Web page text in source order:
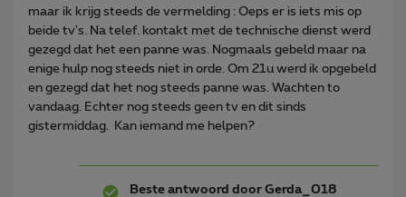
maar ik krijg steeds de vermelding : Oeps er is iets mis op
beide tv's. Na telef. kontakt met de technische dienst werd
gezegd dat het een panne was. Nogmaals gebeld maar na
enige hulp nog steeds niet in orde. Om 21u werd ik opgebeld
en gezegd dat het nog steeds panne was. Wachten to
vandaag. Echter nog steeds geen tv en dit sinds
gistermiddag. Kan iemand me helpen?
Beste antwoord door Gerda_018